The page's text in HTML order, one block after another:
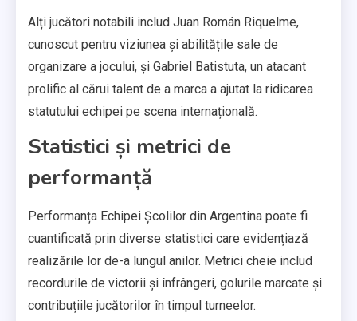
Alți jucători notabili includ Juan Román Riquelme,
cunoscut pentru viziunea și abilitățile sale de
organizare a jocului, și Gabriel Batistuta, un atacant
prolific al cărui talent de a marca a ajutat la ridicarea
statutului echipei pe scena internațională.
Statistici și metrici de
performanță
Performanța Echipei Școlilor din Argentina poate fi
cuantificată prin diverse statistici care evidențiază
realizările lor de-a lungul anilor. Metrici cheie includ
recordurile de victorii și înfrângeri, golurile marcate și
contribuțiile jucătorilor în timpul turneelor.